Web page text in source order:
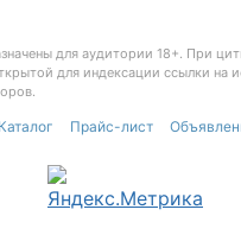
для аудитории 18+. При
для индексации ссылки на
Каталог Прайс-лист